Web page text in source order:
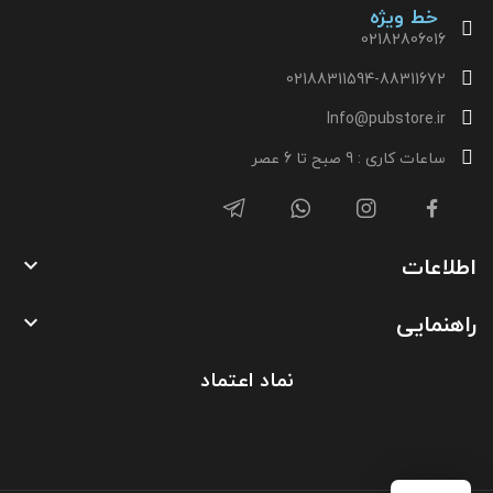
خط ویژه
02182806016
02188311594-88311672
Info@pubstore.ir
ساعات کاری : 9 صبح تا 6 عصر
اطلاعات 
راهنمایی 
نماد اعتماد